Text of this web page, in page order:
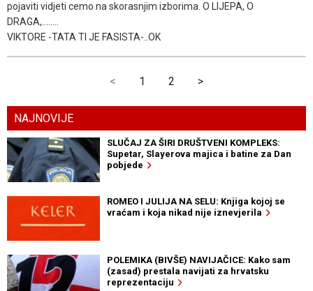
pojaviti vidjeti cemo na skorasnjim izborima. O LIJEPA, O
DRAGA,........
VIKTORE -TATA TI JE FASISTA-..OK
< 1 2 >
NAJNOVIJE
SLUČAJ ZA ŠIRI DRUŠTVENI KOMPLEKS:
Supetar, Slayerova majica i batine za Dan
pobjede
ROMEO I JULIJA NA SELU: Knjiga kojoj se
vraćam i koja nikad nije iznevjerila
POLEMIKA (BIVŠE) NAVIJAČICE: Kako sam
(zasad) prestala navijati za hrvatsku
reprezentaciju